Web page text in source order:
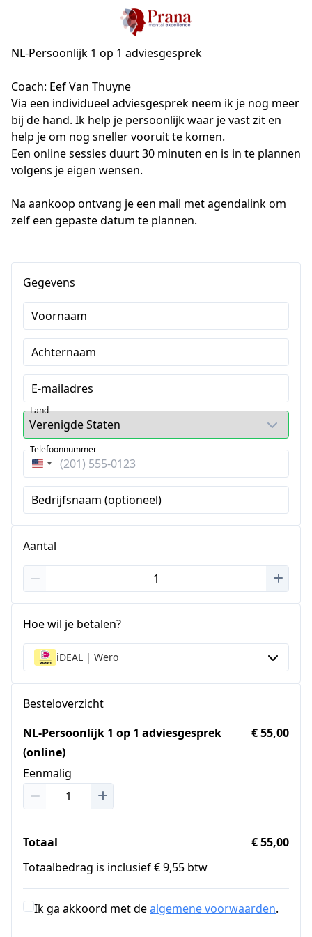
NL-Persoonlijk 1 op 1 adviesgesprek
Coach: Eef Van Thuyne
Via een individueel adviesgesprek neem ik je nog meer
bij de hand. Ik help je persoonlijk waar je vast zit en
help je om nog sneller vooruit te komen.
Een online sessies duurt 30 minuten en is in te plannen
volgens je eigen wensen.
Na aankoop ontvang je een mail met agendalink om
zelf een gepaste datum te plannen.
Gegevens
Voornaam
Achternaam
E-mailadres
Land
Verenigde
Staten
+1
Telefoonnummer
Bedrijfsnaam (optioneel)
Aantal
Hoe wil je betalen?
iDEAL | Wero
Besteloverzicht
NL-Persoonlijk 1 op 1 adviesgesprek
(online)
Eenmalig
€ 55,00
Totaal
€ 55,00
Totaalbedrag is inclusief € 9,55 btw
Ik ga akkoord met dealgemene voorwaarden.